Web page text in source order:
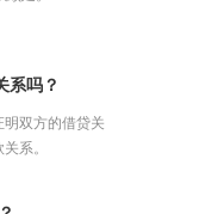
双方的借贷关
关系。